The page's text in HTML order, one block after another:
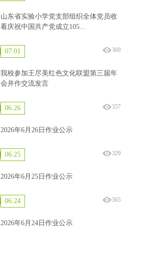
山东省实验小学党支部组织全体党员收
看庆祝中国共产党成立105...
369
07.01
我校参加王尽美红色文化联盟第三届年
会并作交流发言
357
06.26
2026年6月26日作业公示
329
06.25
2026年6月25日作业公示
365
06.24
2026年6月24日作业公示